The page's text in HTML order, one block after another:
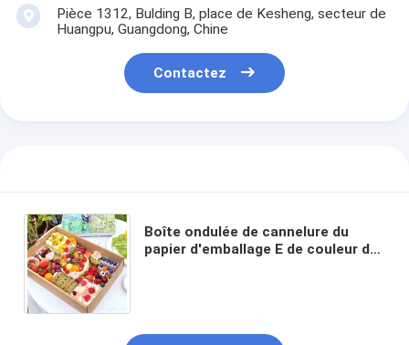
Pièce 1312, Bulding B, place de Kesheng, secteur de
Huangpu, Guangdong, Chine
Contactez
Boîte ondulée de cannelure du
papier d'emballage E de couleur de